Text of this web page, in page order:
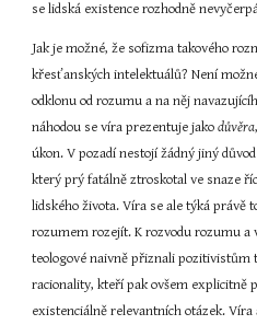
se lidská existence rozhodně
Jak je možné, že sofizma takového
křesťanských intelektuálů? Není
odklonu od rozumu a na něj
náhodou se víra prezentuje jako důvěra
úkon. V pozadí nestojí žádný jiný
který prý fatálně ztroskotal ve snaze
lidského života. Víra se ale týká právě
rozumem rozejít. K rozvodu rozumu a
teologové naivně přiznali pozitivistům
racionality, kteří pak ovšem explicitně
existenciálně relevantních otázek. Víra